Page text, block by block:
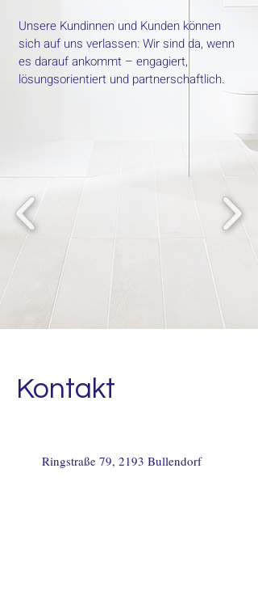
Unsere Kundinnen und Kunden können
sich auf uns verlassen: Wir sind da, wenn
es darauf ankommt – engagiert,
lösungsorientiert und partnerschaftlich.
Kontakt
Ringstraße 79, 2193 Bullendorf